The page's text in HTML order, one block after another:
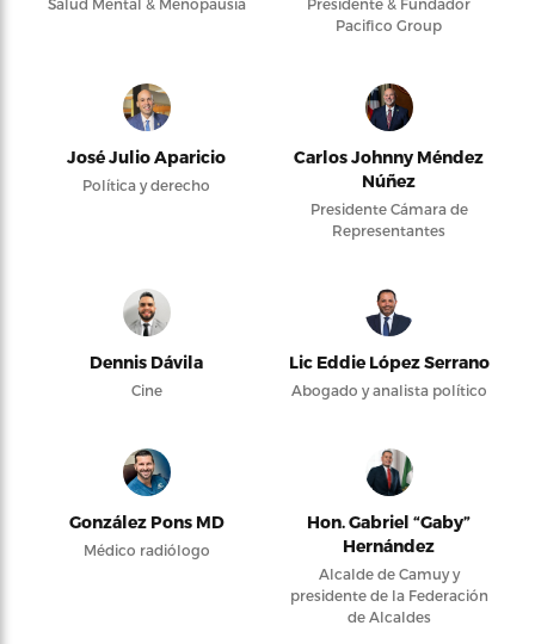
Salud Mental & Menopausia
Presidente & Fundador
Pacifico Group
José Julio Aparicio
Política y derecho
Carlos Johnny Méndez
Núñez
Presidente Cámara de
Representantes
Dennis Dávila
Cine
Lic Eddie López Serrano
Abogado y analista político
González Pons MD
Médico radiólogo
Hon. Gabriel “Gaby”
Hernández
Alcalde de Camuy y
presidente de la Federación
de Alcaldes